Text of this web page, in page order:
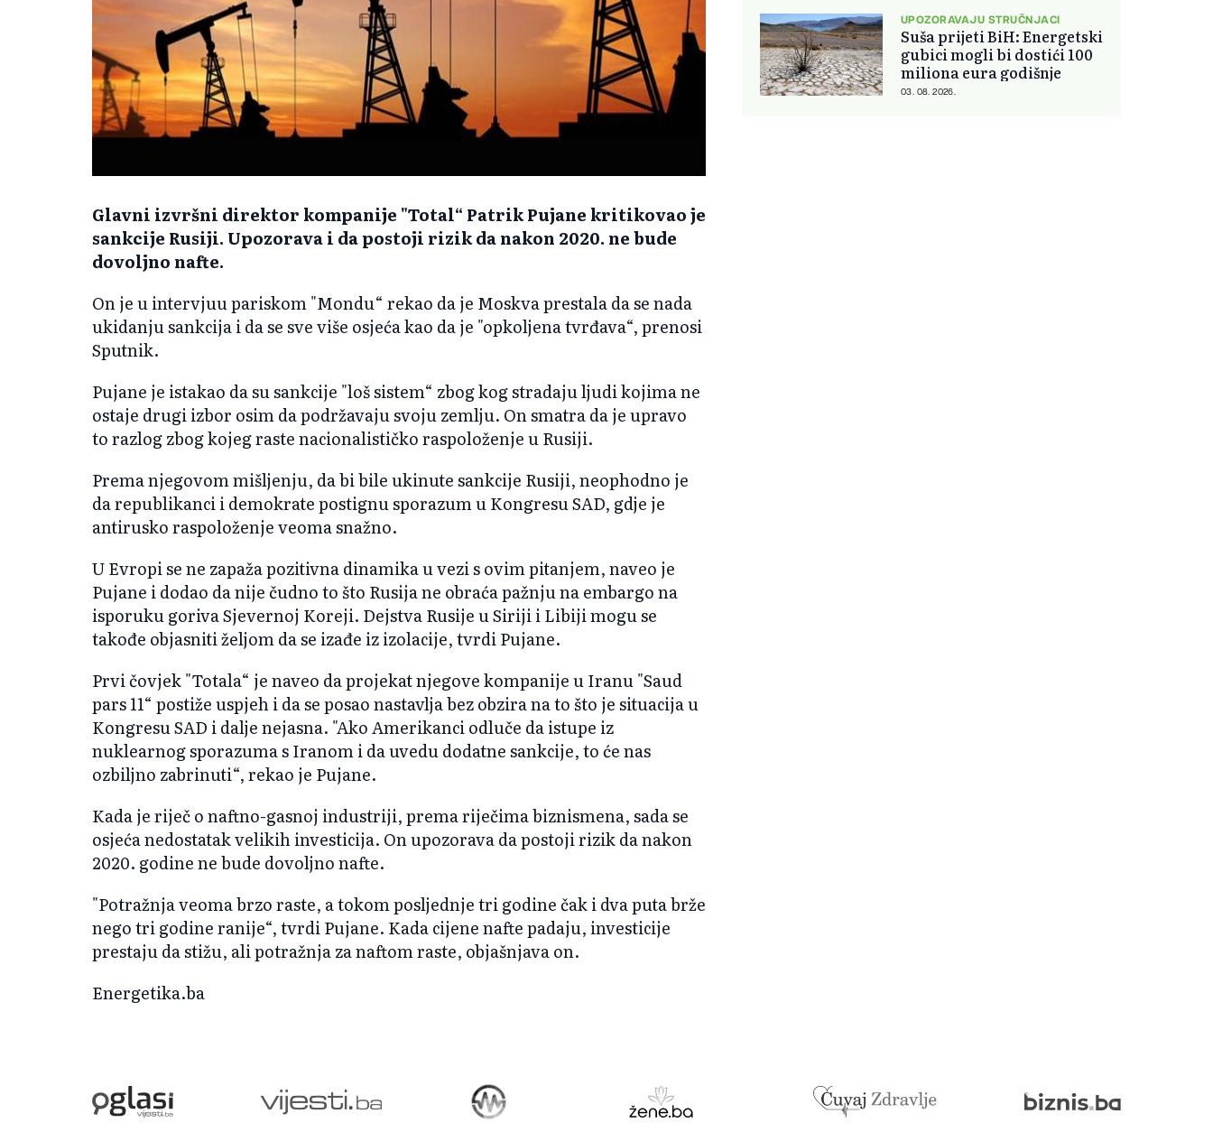
Glavni izvršni direktor kompanije "Total“ Patrik Pujane kritikovao je
sankcije Rusiji. Upozorava i da postoji rizik da nakon 2020. ne bude
dovoljno nafte.
On je u intervjuu pariskom "Mondu“ rekao da je Moskva prestala da se nada
ukidanju sankcija i da se sve više osjeća kao da je "opkoljena tvrđava“, prenosi
Sputnik.
Pujane je istakao da su sankcije "loš sistem“ zbog kog stradaju ljudi kojima ne
ostaje drugi izbor osim da podržavaju svoju zemlju. On smatra da je upravo
to razlog zbog kojeg raste nacionalističko raspoloženje u Rusiji.
Prema njegovom mišljenju, da bi bile ukinute sankcije Rusiji, neophodno je
da republikanci i demokrate postignu sporazum u Kongresu SAD, gdje je
antirusko raspoloženje veoma snažno.
U Evropi se ne zapaža pozitivna dinamika u vezi s ovim pitanjem, naveo je
Pujane i dodao da nije čudno to što Rusija ne obraća pažnju na embargo na
isporuku goriva Sjevernoj Koreji. Dejstva Rusije u Siriji i Libiji mogu se
takođe objasniti željom da se izađe iz izolacije, tvrdi Pujane.
Prvi čovjek "Totala“ je naveo da projekat njegove kompanije u Iranu "Saud
pars 11“ postiže uspjeh i da se posao nastavlja bez obzira na to što je situacija u
Kongresu SAD i dalje nejasna. "Ako Amerikanci odluče da istupe iz
nuklearnog sporazuma s Iranom i da uvedu dodatne sankcije, to će nas
ozbiljno zabrinuti“, rekao je Pujane.
Kada je riječ o naftno-gasnoj industriji, prema riječima biznismena, sada se
osjeća nedostatak velikih investicija. On upozorava da postoji rizik da nakon
2020. godine ne bude dovoljno nafte.
"Potražnja veoma brzo raste, a tokom posljednje tri godine čak i dva puta brže
nego tri godine ranije“, tvrdi Pujane. Kada cijene nafte padaju, investicije
prestaju da stižu, ali potražnja za naftom raste, objašnjava on.
Energetika.ba
UPOZORAVAJU STRUČNJACI
Suša prijeti BiH: Energetski
gubici mogli bi dostići 100
miliona eura godišnje
03. 08. 2026.